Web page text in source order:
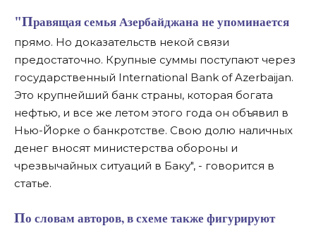
"Правящая семья Азербайджана не упоминается
прямо. Но доказательств некой связи
предостаточно. Крупные суммы поступают через
государственный International Bank of Azerbaijan.
Это крупнейший банк страны, которая богата
нефтью, и все же летом этого года он объявил в
Нью-Йорке о банкротстве. Свою долю наличных
денег вносят министерства обороны и
чрезвычайных ситуаций в Баку", - говорится в
статье.
По словам авторов, в схеме также фигурируют